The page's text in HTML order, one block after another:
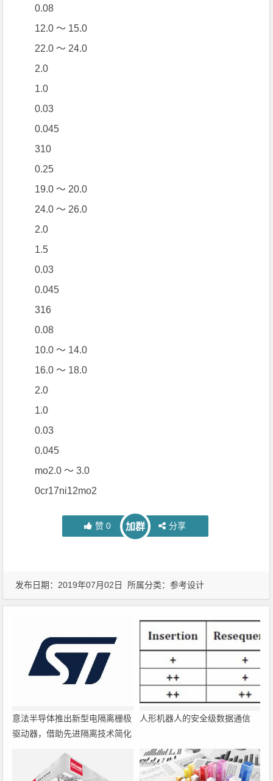
0.08
12.0 ～ 15.0
22.0 ～ 24.0
2.0
1.0
0.03
0.045
310
0.25
19.0 ～ 20.0
24.0 ～ 26.0
2.0
1.5
0.03
0.045
316
0.08
10.0 ～ 14.0
16.0 ～ 18.0
2.0
1.0
0.03
0.045
mo2.0 ～ 3.0
0cr17ni12mo2
赞 0 加群 分享
发布日期：2019年07月02日 所属分类：参考设计
意法半导体推出新型电隔离栅极
驱动器，借助先进隔离技术简化
人形机器人的安全级数据通信